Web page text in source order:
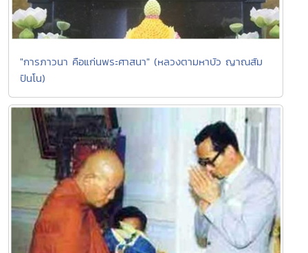
"การภาวนา คือแก่นพระศาสนา" (หลวงตามหาบัว ญาณสัม
ปันโน)